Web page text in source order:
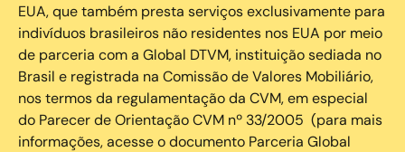
EUA, que também presta serviços exclusivamente para
indivíduos brasileiros não residentes nos EUA por meio
de parceria com a Global DTVM, instituição sediada no
Brasil e registrada na Comissão de Valores Mobiliário,
nos termos da regulamentação da CVM, em especial
do Parecer de Orientação CVM nº 33/2005 (para mais
informações, acesse o documento Parceria Global